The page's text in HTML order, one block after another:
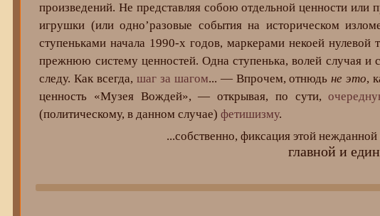
произведений. Не представляя собою отдельной ценности
игрушки (или одно’разовые события на историческом
ступеньками начала 1990-х годов, маркерами некоей
прежнюю систему ценностей. Одна ступенька, волей случая и
следу. Как всегда,шаг за шагом... — Впрочем, отнюдьне это,
ценность «Музея Вождей», — открывая, по сути,
(политическому, в данном случае)фетишизму.
...собственно, фиксация этой
главной и